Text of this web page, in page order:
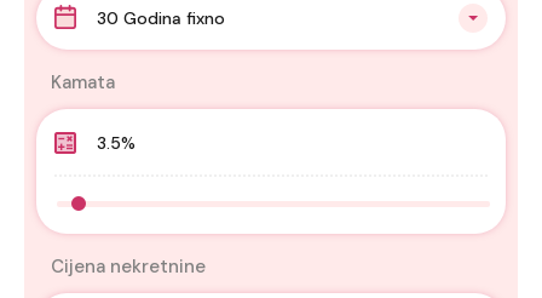
30 Godina fixno
Kamata
Cijena nekretnine